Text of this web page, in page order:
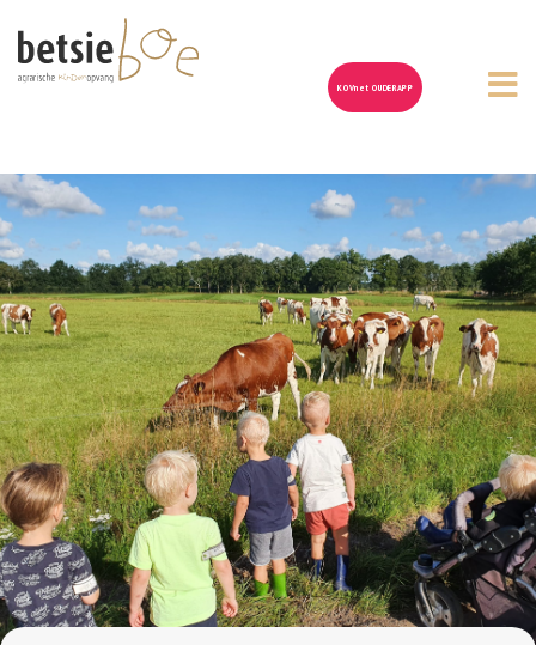
KOVnet OUDERAPP